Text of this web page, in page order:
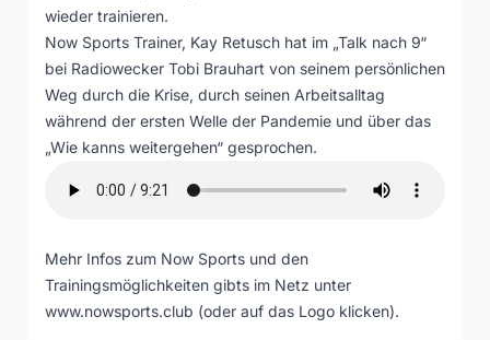
wieder trainieren.
Now Sports Trainer, Kay Retusch hat im „Talk nach 9“
bei Radiowecker Tobi Brauhart von seinem persönlichen
Weg durch die Krise, durch seinen Arbeitsalltag
während der ersten Welle der Pandemie und über das
„Wie kanns weitergehen“ gesprochen.
Mehr Infos zum Now Sports und den
Trainingsmöglichkeiten gibts im Netz unter
www.nowsports.club (oder auf das Logo klicken).